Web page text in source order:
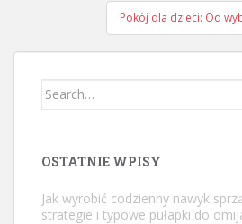
Pokój dla dzieci: Od
Search
OSTATNIE WPISY
Jak wyrobić codzienny nawyk
strategie i typowe pułapki do